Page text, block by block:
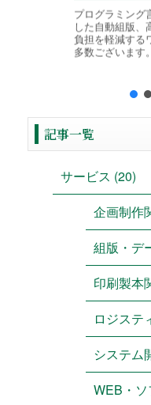
プログラミング
した自動組版、
負担を軽減する
多数ございます
記事一覧
サービス (20)
企画制作
組版・デ
印刷製本
ロジステ
システム
WEB・